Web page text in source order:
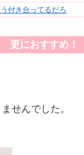
付き合ってるだろ
更におすすめ！
せんでした。